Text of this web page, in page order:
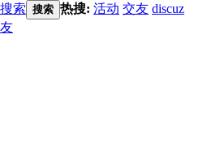
搜索 搜索 热搜: 活动 交友 discuz